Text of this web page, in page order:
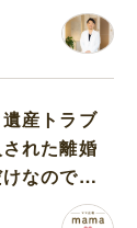
遺産トラブ
れた離婚
なので、